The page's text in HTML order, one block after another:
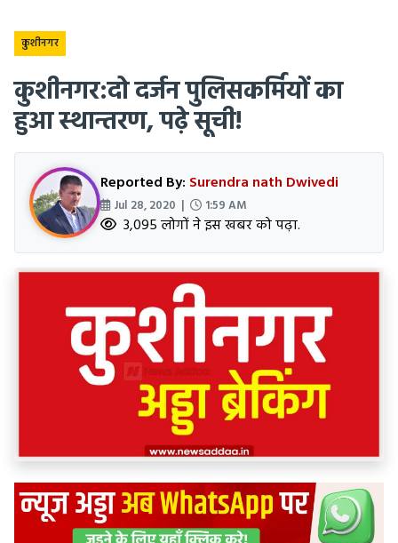
कुशीनगर
कुशीनगर:दो दर्जन पुलिसकर्मियों का
हुआ स्थान्तरण, पढ़े सूची!
Reported By: Surendra nath Dwivedi
Jul 28, 2020 | 1:59 AM
3,095 लोगों ने इस खबर को पढ़ा.